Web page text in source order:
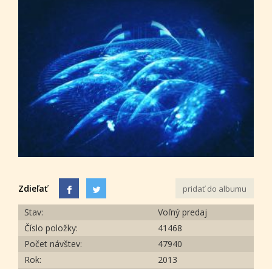
Zdieľať pridať do albumu
Stav:
Voľný predaj
Číslo položky:
41468
Počet návštev:
47940
Rok:
2013